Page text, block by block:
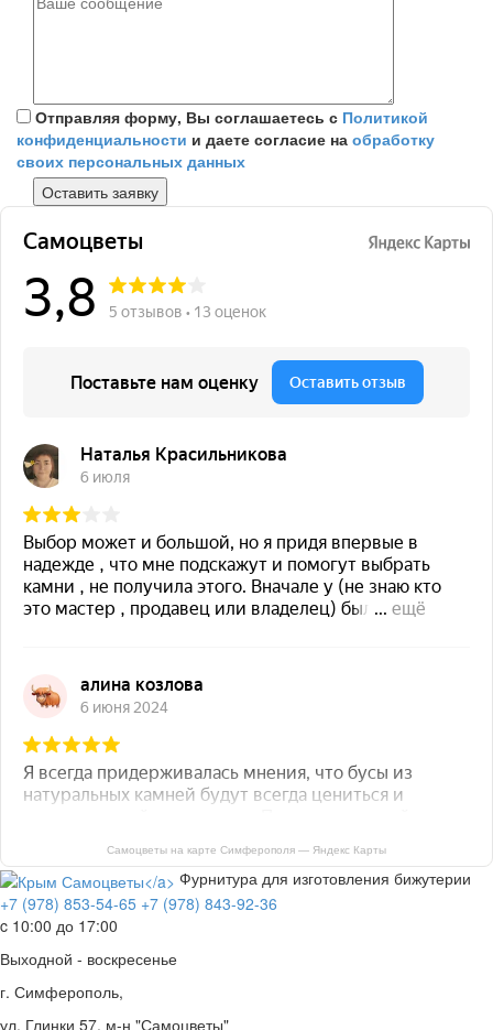
Отправляя форму, Вы соглашаетесь с Политикой
конфиденциальности и даете согласие на обработку
своих персональных данных
Самоцветы на карте Симферополя — Яндекс Карты
Фурнитура для изготовления бижутерии
+7 (978) 853-54-65 +7 (978) 843-92-36
c 10:00 до 17:00
Выходной - воскресенье
г. Симферополь,
ул. Глинки 57, м-н "Самоцветы"